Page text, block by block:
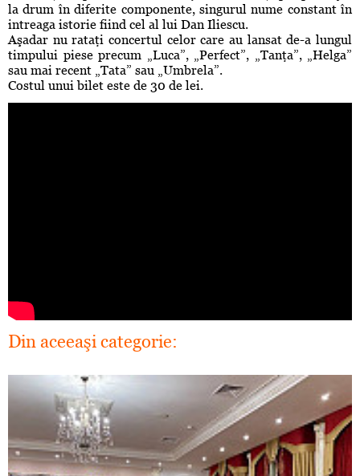
la drum în diferite componente, singurul nume constant în
intreaga istorie fiind cel al lui Dan Iliescu.
Aşadar nu rataţi concertul celor care au lansat de-a lungul
timpului piese precum „Luca”, „Perfect”, „Tanţa”, „Helga”
sau mai recent „Tata” sau „Umbrela”.
Costul unui bilet este de 30 de lei.
Din aceeaşi categorie: